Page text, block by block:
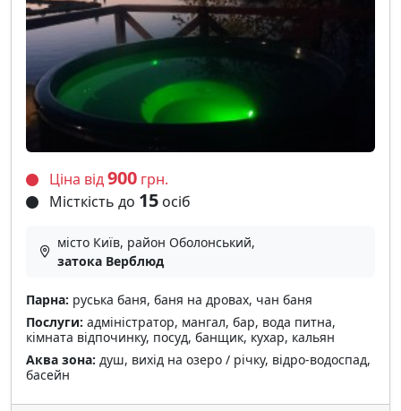
Ціна від900 грн.
Місткість до 15 осіб
місто Київ, район Оболонський,
затока Верблюд
Парна: руська баня, баня на дровах, чан баня
Послуги: адміністратор, мангал, бар, вода питна,
кімната відпочинку, посуд, банщик, кухар, кальян
Аква зона: душ, вихід на озеро / річку, відро-водоспад,
басейн